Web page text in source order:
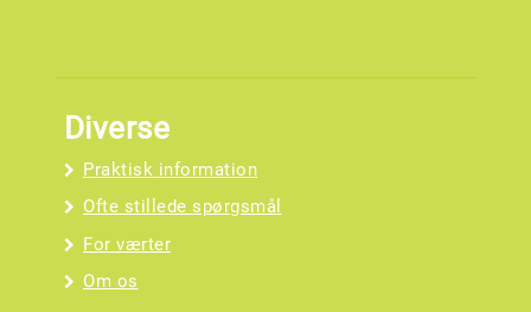
Diverse
Praktisk information
Ofte stillede spørgsmål
For værter
Om os